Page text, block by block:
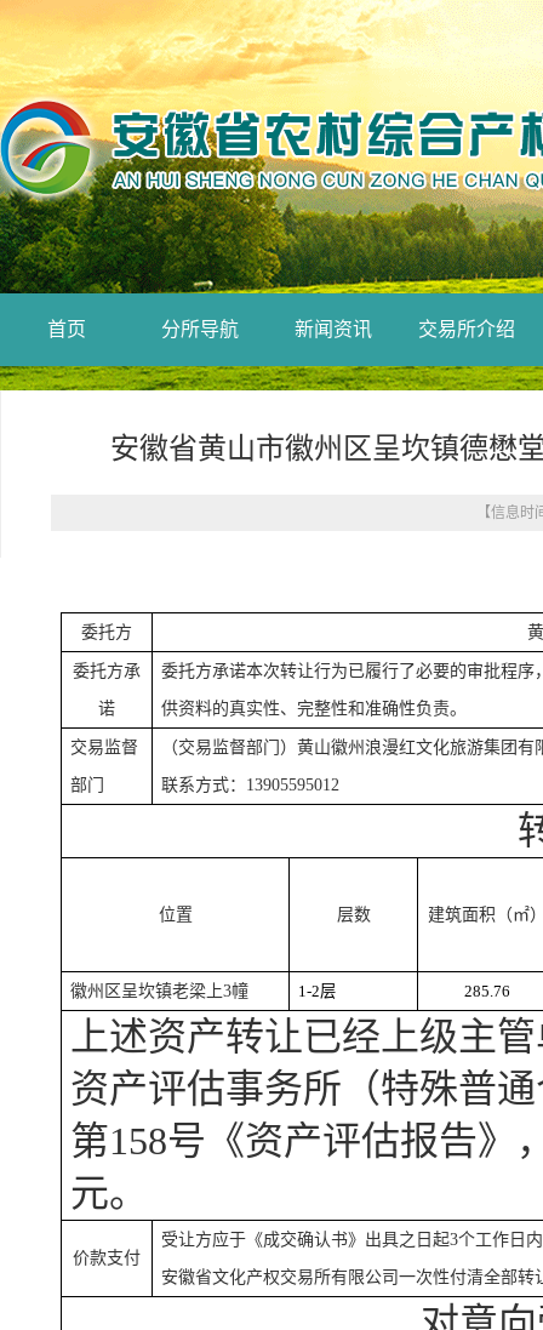
首页 分所导航 新闻资讯 交易所介绍
安徽省黄山市徽州区呈坎镇德懋
【信息
委托方
委托方承
诺
委托方承诺本次转让行为已履行了必要的审批程
供资料的真实性、完整性和准确性负责。
交易监督
部门
（交易监督部门）黄山徽州浪漫红文化旅游集团
联系方式：13905595012
位置 层数 建筑面积（㎡
徽州区呈坎镇老梁上3幢 1-2层 285.76
上述资产转让已经上级主
资产评估事务所（特殊普
第158号《资产评估报告》
元。
价款支付
受让方应于《成交确认书》出具之日起3个工作日
安徽省文化产权交易所有限公司一次性付清全部转